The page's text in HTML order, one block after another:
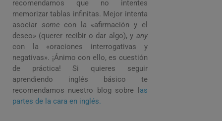
recomendamos que no intentes
memorizar tablas infinitas. Mejor intenta
asociar some con la «afirmación y el
deseo» (querer recibir o dar algo), y any
con la «oraciones interrogativas y
negativas». ¡Ánimo con ello, es cuestión
de práctica! Si quieres seguir
aprendiendo inglés básico te
recomendamos nuestro blog sobre l as
partes de la cara en inglés.